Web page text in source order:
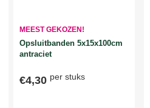
MEEST GEKOZEN!
Opsluitbanden 5x15x100cm
antraciet
€4,30 per stuks